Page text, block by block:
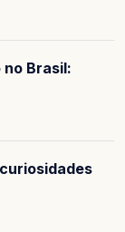
Brasil: